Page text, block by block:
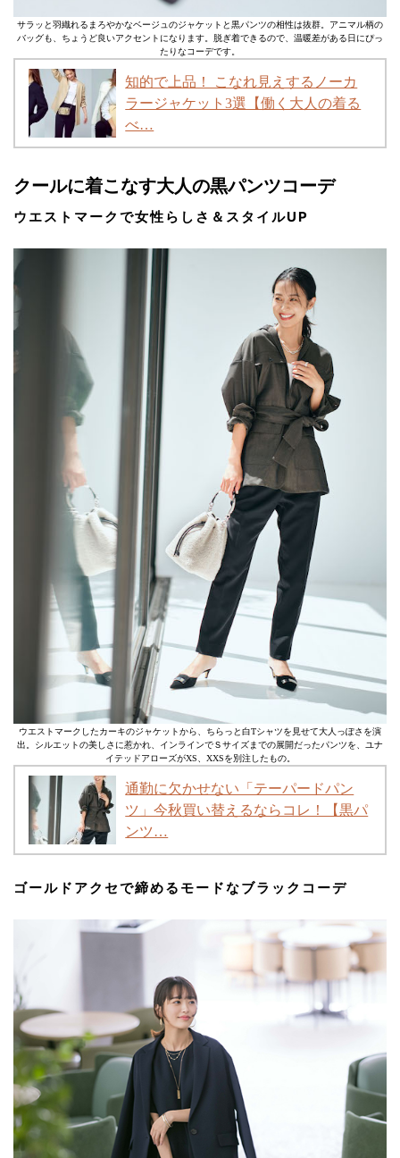
サラッと羽織れるまろやかなベージュのジャケットと黒パンツの相性は抜群。アニマル柄の
バッグも、ちょうど良いアクセントになります。脱ぎ着できるので、温暖差がある日にぴっ
たりなコーデです。
知的で上品！ こなれ見えするノーカ
ラージャケット3選【働く大人の着る
べ…
クールに着こなす大人の黒パンツコーデ
ウエストマークで女性らしさ＆スタイルUP
ウエストマークしたカーキのジャケットから、ちらっと白Tシャツを見せて大人っぽさを演
出。シルエットの美しさに惹かれ、インラインでＳサイズまでの展開だったパンツを、ユナ
イテッドアローズがXS、XXSを別注したもの。
通勤に欠かせない「テーパードパン
ツ」今秋買い替えるならコレ！【黒パ
ンツ…
ゴールドアクセで締めるモードなブラックコーデ